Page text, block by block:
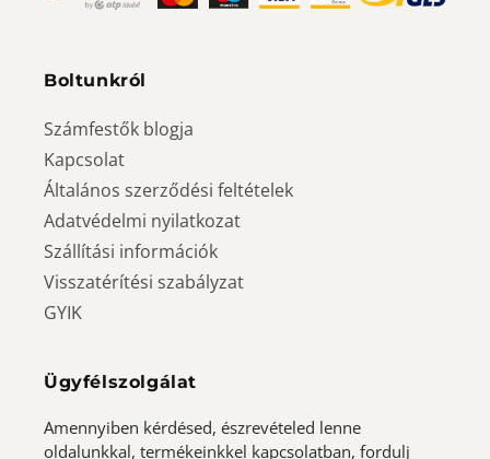
Boltunkról
Számfestők blogja
Kapcsolat
Általános szerződési feltételek
Adatvédelmi nyilatkozat
Szállítási információk
Visszatérítési szabályzat
GYIK
Ügyfélszolgálat
Amennyiben kérdésed, észrevételed lenne
oldalunkkal, termékeinkkel kapcsolatban, fordulj